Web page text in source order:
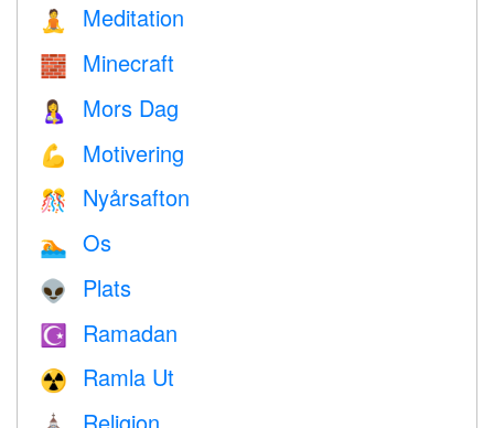
🧘 Meditation
🧱 Minecraft
🤱 Mors Dag
💪 Motivering
🎊 Nyårsafton
🏊 Os
👽 Plats
☪️ Ramadan
☢️ Ramla Ut